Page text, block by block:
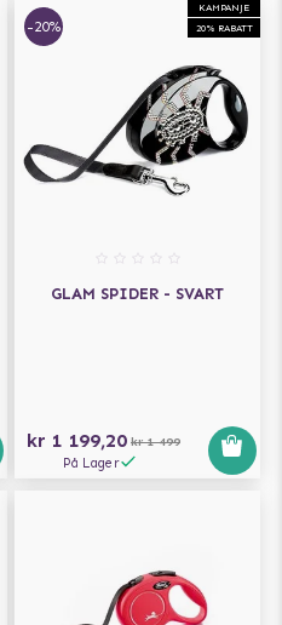
KAMPANJE
20% RABATT
-20%
GLAM SPIDER - SVART
kr 1 199,20 kr 1 499
På Lager